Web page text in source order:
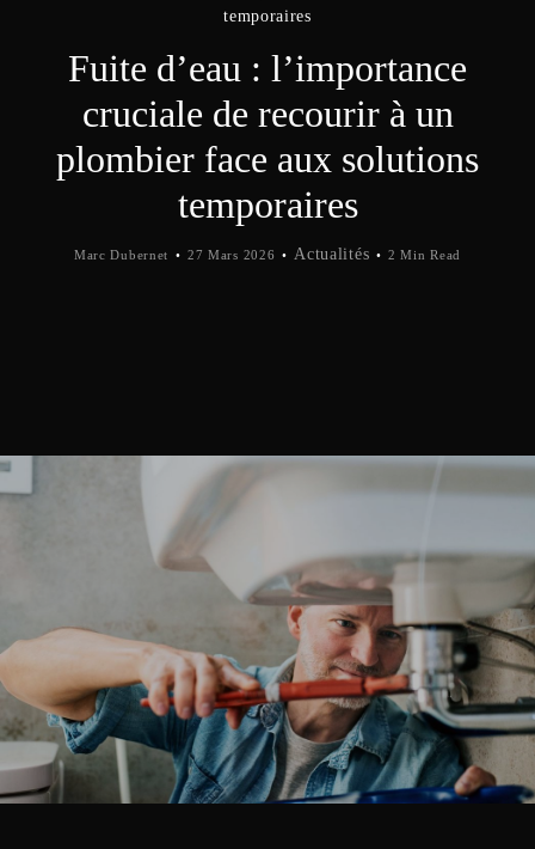
temporaires
Fuite d’eau : l’importance
cruciale de recourir à un
plombier face aux solutions
temporaires
Marc Dubernet 27 Mars 2026 Actualités 2 Min Read